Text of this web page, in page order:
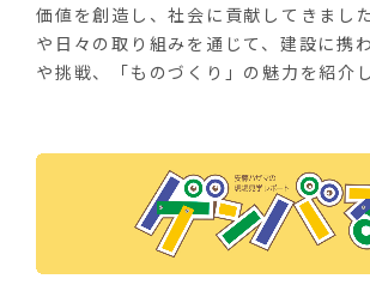
価値を創造し、社会に貢献してきまし
や日々の取り組みを通じて、建設に携
や挑戦、「ものづくり」の魅力を紹介し